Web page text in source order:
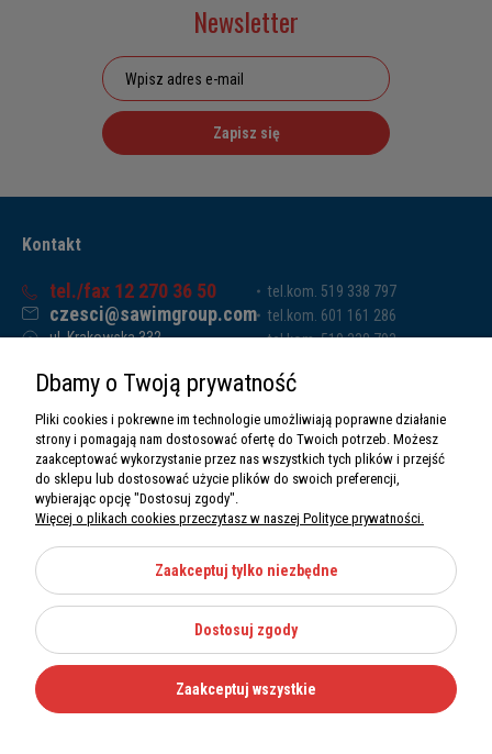
Newsletter
Zapisz się
Kontakt
tel./fax 12 270 36 50
czesci@sawimgroup.com
ul. Krakowska 332,
Sawim Group Mariusz Zdyb sp. k.
NIP: 5130284470
REGON: 5246591010
tel.kom. 519 338 797
tel.kom. 601 161 286
tel.kom. 519 338 793
O nas
Informacje
Moje konto
Kategorie
Dbamy o Twoją prywatność
Pliki cookies i pokrewne im technologie umożliwiają poprawne działanie
strony i pomagają nam dostosować ofertę do Twoich potrzeb. Możesz
zaakceptować wykorzystanie przez nas wszystkich tych plików i przejść
do sklepu lub dostosować użycie plików do swoich preferencji,
wybierając opcję "Dostosuj zgody".
Więcej o plikach cookies przeczytasz w naszej Polityce prywatności.
Zaakceptuj tylko niezbędne
Dostosuj zgody
Zaakceptuj wszystkie